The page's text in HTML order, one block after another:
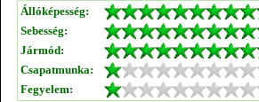
Állóképesség:
Sebesség:
Jármód:
Csapatmunka:
Fegyelem: